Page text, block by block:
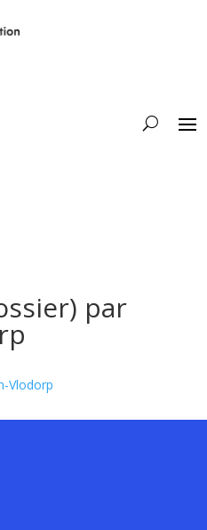
par
Vlodorp